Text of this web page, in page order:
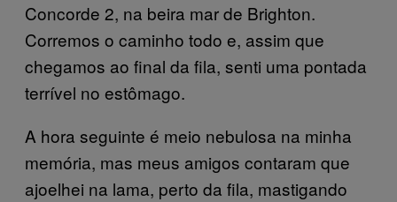
Concorde 2, na beira mar de Brighton.
Corremos o caminho todo e, assim que
chegamos ao final da fila, senti uma pontada
terrível no estômago.
A hora seguinte é meio nebulosa na minha
memória, mas meus amigos contaram que
ajoelhei na lama, perto da fila, mastigando